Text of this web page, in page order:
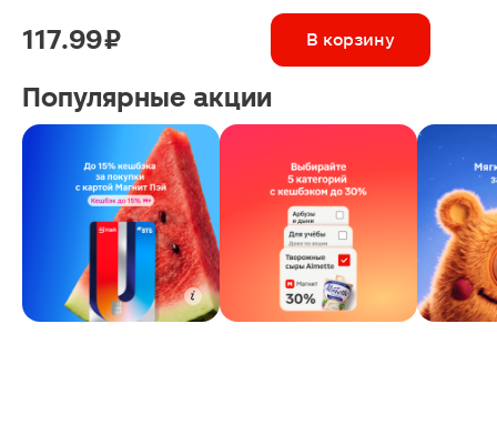
117.99 ₽ В корзину
Популярные акции